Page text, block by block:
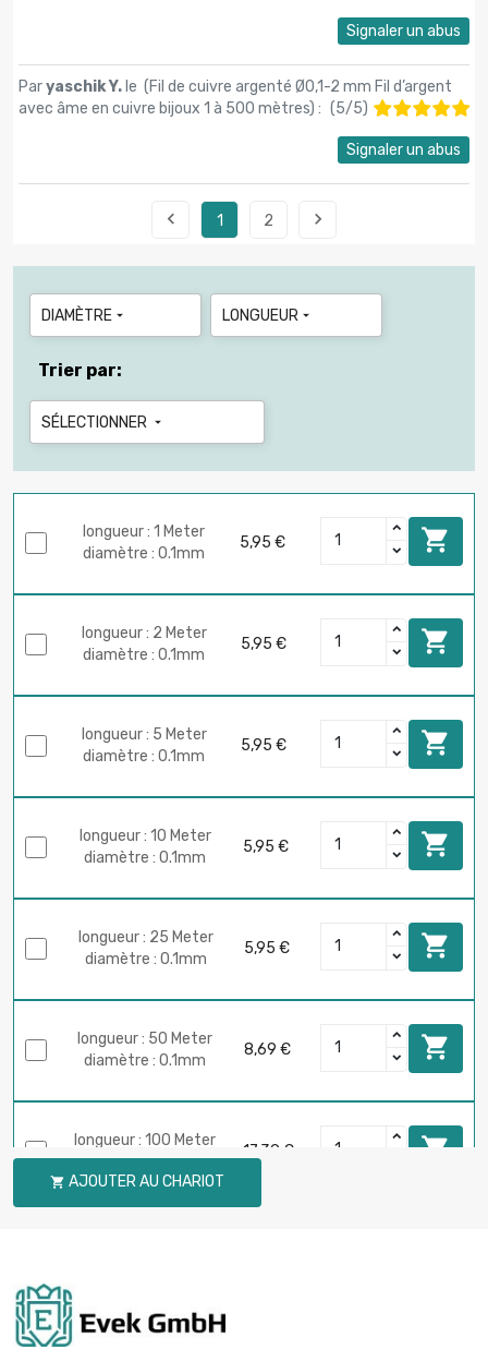
Signaler un abus
Paryaschik Y. le (Fil de cuivre argenté Ø0,1-2 mm Fil d’argent
avec âme en cuivre bijoux 1 à 500 mètres) : (5/5)
Signaler un abus
 1 2 
DIAMÈTRE  LONGUEUR 
Trier par:
SÉLECTIONNER 
longueur : 1 Meter
diamètre : 0.1mm
5,95 € 
longueur : 2 Meter
diamètre : 0.1mm
5,95 € 
longueur : 5 Meter
diamètre : 0.1mm
5,95 € 
longueur : 10 Meter
diamètre : 0.1mm
5,95 € 
longueur : 25 Meter
diamètre : 0.1mm
5,95 € 
longueur : 50 Meter
diamètre : 0.1mm
8,69 € 
longueur : 100 Meter
diamètre : 0.1mm
17,39 € 
longueur : 500 Meter
 AJOUTER AU CHARIOT